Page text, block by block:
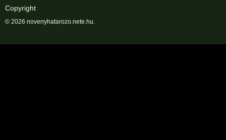
Copyright
© 2026 novenyhatarozo.nete.hu.